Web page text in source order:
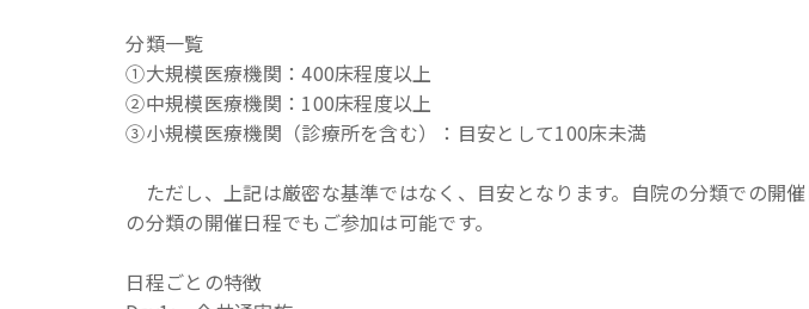
分類一覧
①大規模医療機関：400床程度以上
②中規模医療機関：100床程度以上
③小規模医療機関（診療所を含む）：目安として100床未満
ただし、上記は厳密な基準ではなく、目安となります。自院の分類での開
の分類の開催日程でもご参加は可能です。
日程ごとの特徴